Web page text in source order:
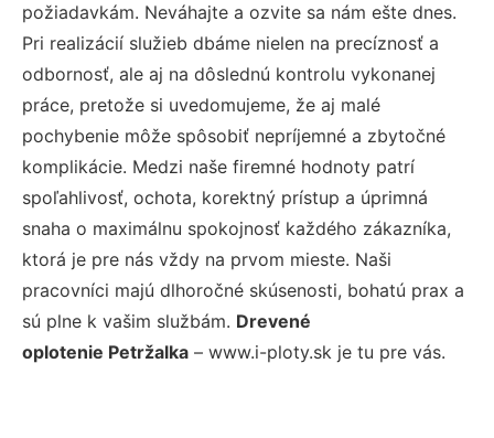
požiadavkám. Neváhajte a ozvite sa nám ešte dnes.
Pri realizácií služieb dbáme nielen na precíznosť a
odbornosť, ale aj na dôslednú kontrolu vykonanej
práce, pretože si uvedomujeme, že aj malé
pochybenie môže spôsobiť nepríjemné a zbytočné
komplikácie. Medzi naše firemné hodnoty patrí
spoľahlivosť, ochota, korektný prístup a úprimná
snaha o maximálnu spokojnosť každého zákazníka,
ktorá je pre nás vždy na prvom mieste. Naši
pracovníci majú dlhoročné skúsenosti, bohatú prax a
sú plne k vašim službám. Drevené
oplotenie Petržalka – www.i-ploty.sk je tu pre vás.